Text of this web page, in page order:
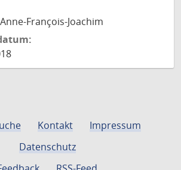
François-Joachim
Kontakt
Impressum
Datenschutz